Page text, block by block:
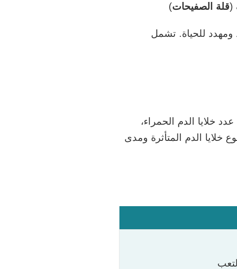
(قلة الصفيحات)
للحياة. تشمل
خلايا الدم الحمراء،
خلايا الدم المتأثرة ومدى